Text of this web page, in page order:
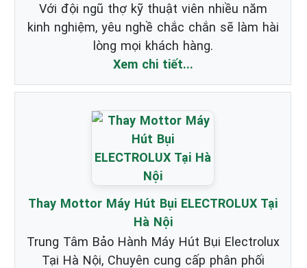
Với đội ngũ thợ kỹ thuật viên nhiều năm
kinh nghiệm, yêu nghề chắc chắn sẽ làm hài
lòng mọi khách hàng.
Xem chi tiết...
Thay Mottor Máy Hút Bụi ELECTROLUX Tại
Hà Nội
Trung Tâm Bảo Hành Máy Hút Bụi Electrolux
Tại Hà Nội, Chuyên cung cấp phân phối